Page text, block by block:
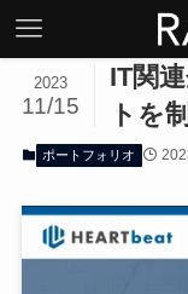
IT関
トを
2023
11/15
ポートフォリオ